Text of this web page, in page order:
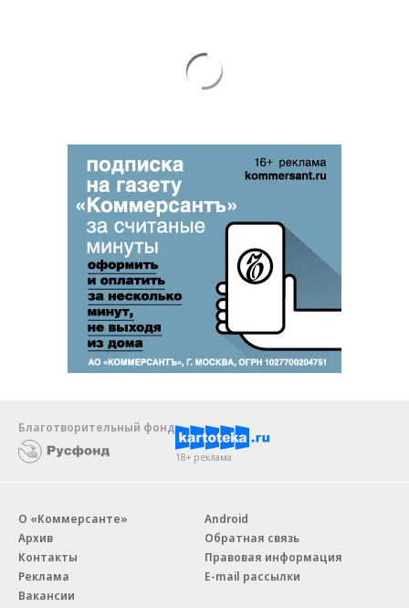
Благотворительный фонд
18+ реклама
О «Коммерсанте»
Архив
Контакты
Реклама
Вакансии
Android
Обратная связь
Правовая информация
E-mail рассылки